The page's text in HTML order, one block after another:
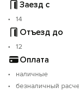
Заезд с
14
Отъезд до
12
Оплата
наличные
безналичный